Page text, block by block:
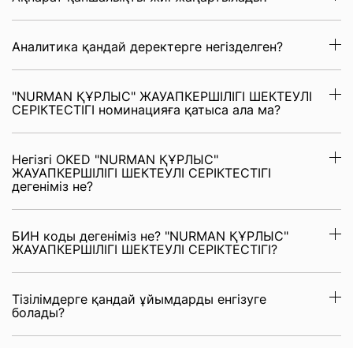
Аналитика қандай деректерге негізделген?
"NURMAN ҚҰРЛЫС" ЖАУАПКЕРШІЛІГІ ШЕКТЕУЛІ
СЕРІКТЕСТІГІ номинацияға қатыса ала ма?
Негізгі OKED "NURMAN ҚҰРЛЫС"
ЖАУАПКЕРШІЛІГІ ШЕКТЕУЛІ СЕРІКТЕСТІГІ
дегеніміз не?
БИН коды дегеніміз не? "NURMAN ҚҰРЛЫС"
ЖАУАПКЕРШІЛІГІ ШЕКТЕУЛІ СЕРІКТЕСТІГІ?
Тізілімдерге қандай ұйымдарды енгізуге
болады?